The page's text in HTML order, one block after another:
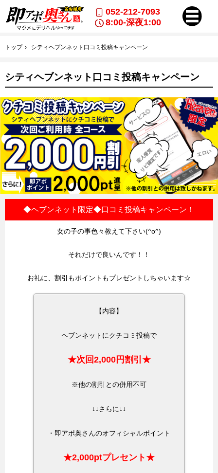
052-212-7093
8:00-深夜1:00
トップ シティヘブンネット口コミ投稿キャンペーン
シティヘブンネット口コミ投稿キャンペーン
◆ヘブンネット限定◆口コミ投稿キャンペーン！
女の子の事色々教えて下さい(^o^)
それだけで良いんです！！
お礼に、割引もポイントもプレゼントしちゃいます☆
【内容】
ヘブンネットにクチコミ投稿で
★次回2,000円割引★
※他の割引との併用不可
↓↓さらに↓↓
・即アポ奥さんのオフィシャルポイント
★2,000ptプレセント★